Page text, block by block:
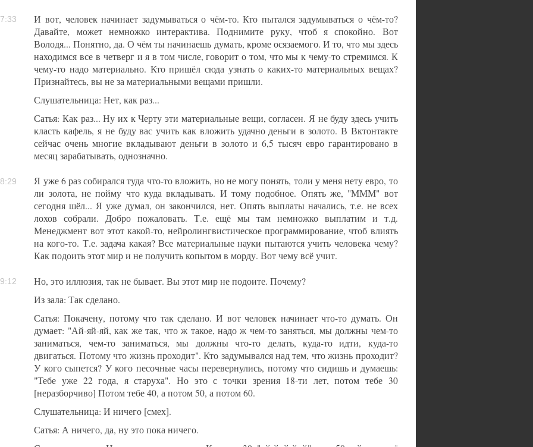
И вот, человек начинает задумываться о чём-то. Кто пытался задумываться о чём-то?
Давайте, может немножко интерактива. Поднимите руку, чтоб я спокойно. Вот
Володя... Понятно, да. О чём ты начинаешь думать, кроме осязаемого. И то, что мы здесь
находимся все в четверг и я в том числе, говорит о том, что мы к чему-то стремимся. К
чему-то надо материально. Кто пришёл сюда узнать о каких-то материальных вещах?
Признайтесь, вы не за материальными вещами пришли.
Слушательница: Нет, как раз...
Сатья: Как раз... Ну их к Черту эти материальные вещи, согласен. Я не буду здесь учить
класть кафель, я не буду вас учить как вложить удачно деньги в золото. В Вктонтакте
сейчас очень многие вкладывают деньги в золото и 6,5 тысяч евро гарантировано в
месяц зарабатывать, однозначно.
Я уже 6 раз собирался туда что-то вложить, но не могу понять, толи у меня нету евро, то
ли золота, не пойму что куда вкладывать. И тому подобное. Опять же, "МММ" вот
сегодня шёл... Я уже думал, он закончился, нет. Опять выплаты начались, т.е. не всех
лохов собрали. Добро пожаловать. Т.е. ещё мы там немножко выплатим и т.д.
Менеджмент вот этот какой-то, нейролингвистическое программирование, чтоб влиять
на кого-то. Т.е. задача какая? Все материальные науки пытаются учить человека чему?
Как подоить этот мир и не получить копытом в морду. Вот чему всё учит.
Но, это иллюзия, так не бывает. Вы этот мир не подоите. Почему?
Из зала: Так сделано.
Сатья: Покачену, потому что так сделано. И вот человек начинает что-то думать. Он
думает: "Ай-яй-яй, как же так, что ж такое, надо ж чем-то заняться, мы должны чем-то
заниматься, чем-то заниматься, мы должны что-то делать, куда-то идти, куда-то
двигаться. Потому что жизнь проходит". Кто задумывался над тем, что жизнь проходит?
У кого сыпется? У кого песочные часы перевернулись, потому что сидишь и думаешь:
"Тебе уже 22 года, я старуха". Но это с точки зрения 18-ти лет, потом тебе 30
[неразборчиво] Потом тебе 40, а потом 50, а потом 60.
Слушательница: И ничего [смех].
Сатья: А ничего, да, ну это пока ничего.